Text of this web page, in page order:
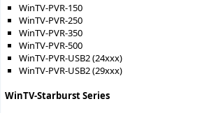
WinTV-PVR-150
WinTV-PVR-250
WinTV-PVR-350
WinTV-PVR-500
WinTV-PVR-USB2 (24xxx)
WinTV-PVR-USB2 (29xxx)
WinTV-Starburst Series